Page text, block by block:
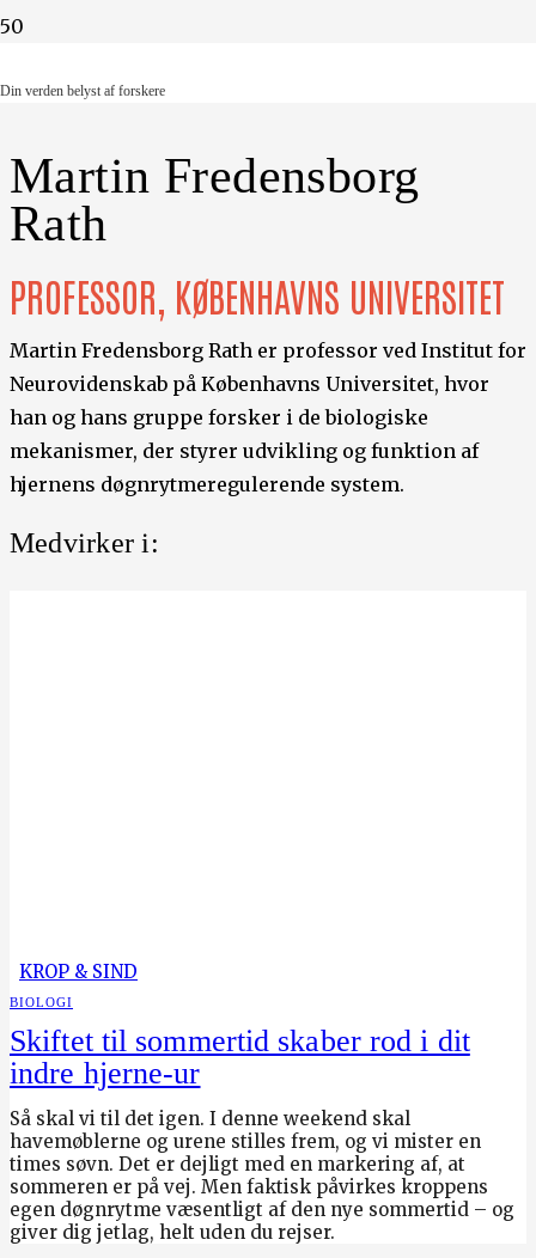
Din verden belyst af forskere
Martin Fredensborg
Rath
PROFESSOR, KØBENHAVNS UNIVERSITET
Martin Fredensborg Rath er professor ved Institut for
Neurovidenskab på Københavns Universitet, hvor
han og hans gruppe forsker i de biologiske
mekanismer, der styrer udvikling og funktion af
hjernens døgnrytmeregulerende system.
Medvirker i:
KROP & SIND
BIOLOGI
Skiftet til sommertid skaber rod i dit
indre hjerne-ur
Så skal vi til det igen. I denne weekend skal
havemøblerne og urene stilles frem, og vi mister en
times søvn. Det er dejligt med en markering af, at
sommeren er på vej. Men faktisk påvirkes kroppens
egen døgnrytme væsentligt af den nye sommertid – og
giver dig jetlag, helt uden du rejser.